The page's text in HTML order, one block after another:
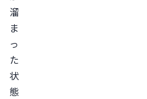
溜
ま
っ
た
状
態